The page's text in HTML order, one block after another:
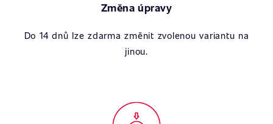
Změna úpravy
Do 14 dnů lze zdarma změnit zvolenou variantu na
jinou.